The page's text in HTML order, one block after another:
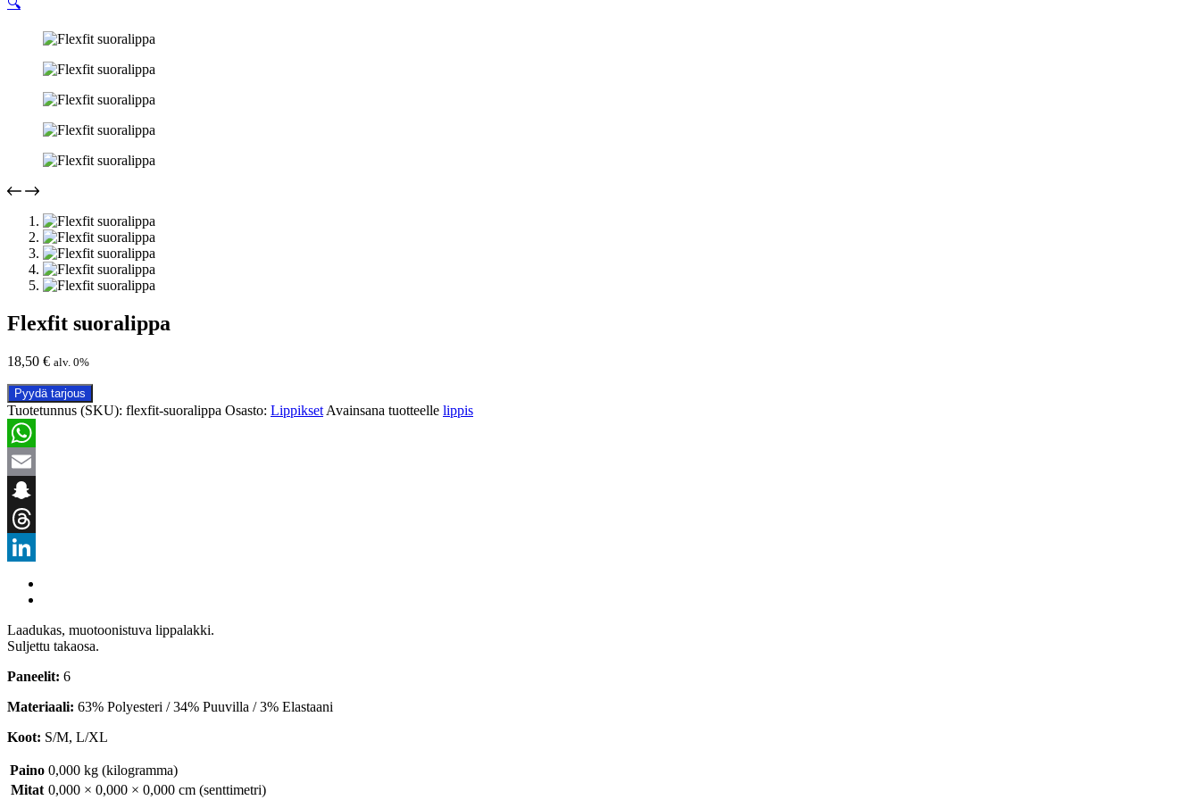
🔍
Flexfit suoralippa
18,50 € alv. 0%
Pyydä tarjous
Tuotetunnus (SKU): flexfit-suoralippa Osasto: Lippikset Avainsana tuotteelle lippis
WhatsApp
Email
Snapchat
Threads
Laadukas, muotoonistuva lippalakki.
Suljettu takaosa.
Paneelit: 6
Materiaali: 63% Polyesteri / 34% Puuvilla / 3% Elastaani
Koot: S/M, L/XL
Paino 0,000 kg (kilogramma)
Mitat 0,000 × 0,000 × 0,000 cm (senttimetri)